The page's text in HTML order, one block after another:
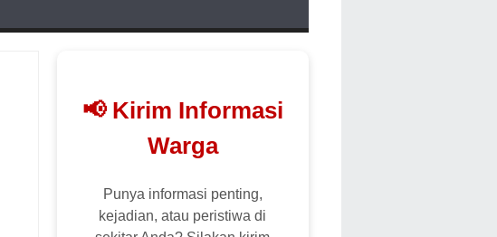
📢 Kirim Informasi
Warga
Punya informasi penting,
kejadian, atau peristiwa di